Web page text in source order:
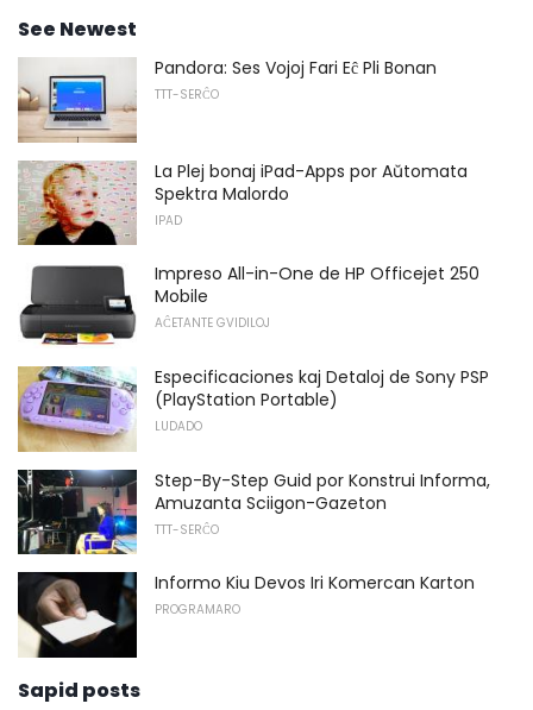
See Newest
Pandora: Ses Vojoj Fari Eĉ Pli Bonan
TTT-SERĈO
La Plej bonaj iPad-Apps por Aŭtomata
Spektra Malordo
IPAD
Impreso All-in-One de HP Officejet 250
Mobile
AĈETANTE GVIDILOJ
Especificaciones kaj Detaloj de Sony PSP
(PlayStation Portable)
LUDADO
Step-By-Step Guid por Konstrui Informa,
Amuzanta Sciigon-Gazeton
TTT-SERĈO
Informo Kiu Devos Iri Komercan Karton
PROGRAMARO
Sapid posts